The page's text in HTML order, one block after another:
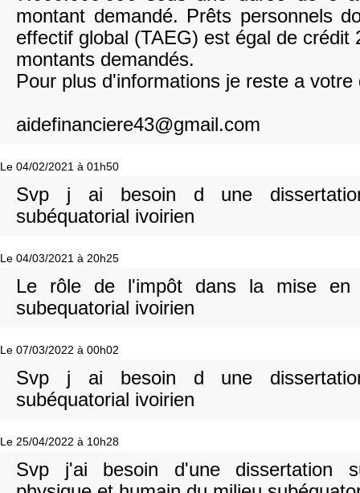
montant demandé. Prêts personnels
effectif global (TAEG) est égal de crédit
montants demandés.
Pour plus d'informations je reste a votre
aidefinanciere43@gmail.com
Le 04/02/2021 à 01h50
Svp j ai besoin d une
subéquatorial ivoirien
Le 04/03/2021 à 20h25
Le rôle de l'impôt dans la mise en
subequatorial ivoirien
Le 07/03/2022 à 00h02
Svp j ai besoin d une
subéquatorial ivoirien
Le 25/04/2022 à 10h28
Svp j'ai besoin d'une dissertation